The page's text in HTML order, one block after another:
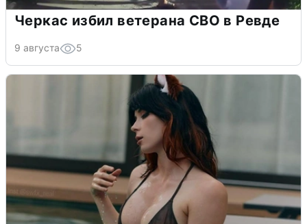
Черкас избил ветерана СВО в Ревде
9 августа 5